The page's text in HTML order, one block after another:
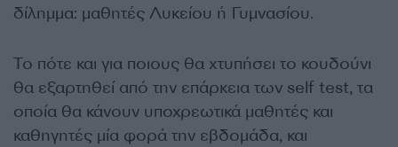
δίλημμα: μαθητές Λυκείου ή Γυμνασίου.
Το πότε και για ποιους θα χτυπήσει το κουδούνι
θα εξαρτηθεί από την επάρκεια των self test, τα
οποία θα κάνουν υποχρεωτικά μαθητές και
καθηγητές μία φορά την εβδομάδα, και